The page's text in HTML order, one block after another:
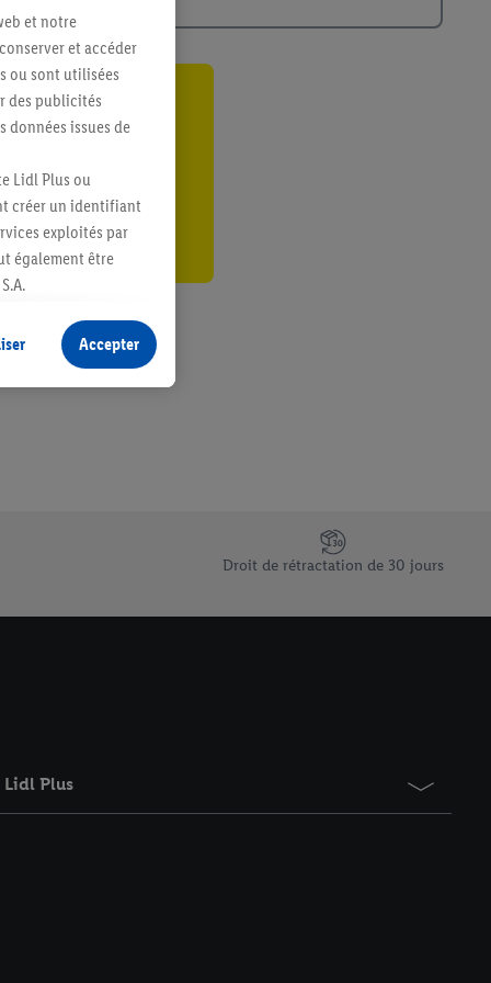
Droit de rétractation de 30 jours
Lidl Plus
et notre
et accéder
ou sont utilisées
des publicités
données issues de
Lidl Plus ou
créer un identifiant
exploités par
également être
sans procéder à
terminaux ou
échéant, d’autres
à tout moment
Accepter